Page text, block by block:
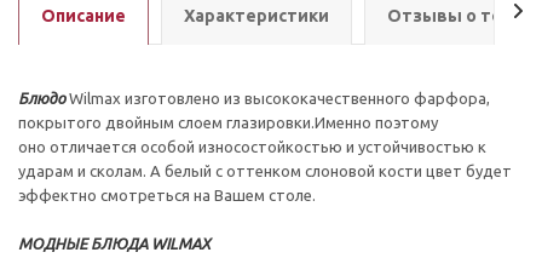
Описание Характеристики Отзывы о
БлюдоWilmax изготовлено из высококачественного фарфора,
покрытого двойным слоем глазировки.Именно поэтому
оно отличается особой износостойкостью и устойчивостью к
ударам и сколам. А белый с оттенком слоновой кости цвет будет
эффектно смотреться на Вашем столе.
МОДНЫЕ БЛЮДА WILMAX